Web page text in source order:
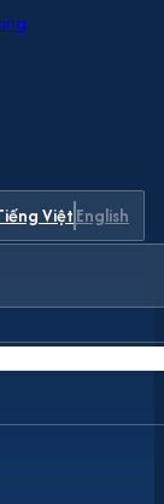
ViệtEnglish